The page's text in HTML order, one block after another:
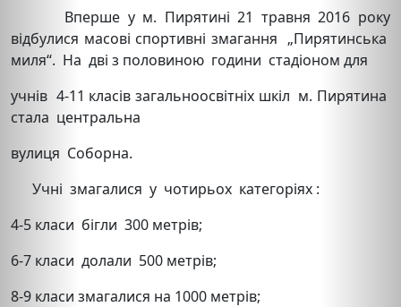
Вперше у м. Пирятині 21 травня 2016 року
відбулися масові спортивні змагання „Пирятинська
миля“. На дві з половиною години стадіоном для
учнів 4-11 класів загальноосвітніх шкіл м. Пирятина
стала центральна
вулиця Соборна.
Учні змагалися у чотирьох категоріях :
4-5 класи бігли 300 метрів;
6-7 класи долали 500 метрів;
8-9 класи змагалися на 1000 метрів;